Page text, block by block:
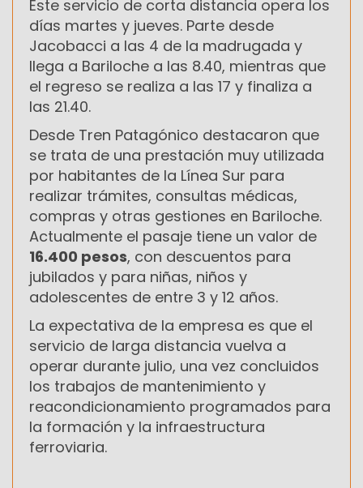
Este servicio de corta distancia opera los
días martes y jueves. Parte desde
Jacobacci a las 4 de la madrugada y
llega a Bariloche a las 8.40, mientras que
el regreso se realiza a las 17 y finaliza a
las 21.40.
Desde Tren Patagónico destacaron que
se trata de una prestación muy utilizada
por habitantes de la Línea Sur para
realizar trámites, consultas médicas,
compras y otras gestiones en Bariloche.
Actualmente el pasaje tiene un valor de
16.400 pesos, con descuentos para
jubilados y para niñas, niños y
adolescentes de entre 3 y 12 años.
La expectativa de la empresa es que el
servicio de larga distancia vuelva a
operar durante julio, una vez concluidos
los trabajos de mantenimiento y
reacondicionamiento programados para
la formación y la infraestructura
ferroviaria.